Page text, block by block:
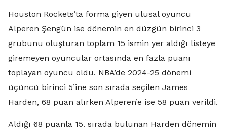
Houston Rockets’ta forma giyen ulusal oyuncu
Alperen Şengün ise dönemin en düzgün birinci 3
grubunu oluşturan toplam 15 ismin yer aldığı listeye
giremeyen oyuncular ortasında en fazla puanı
toplayan oyuncu oldu. NBA’de 2024-25 dönemi
üçüncü birinci 5’ine son sırada seçilen James
Harden, 68 puan alırken Alperen’e ise 58 puan verildi.
Aldığı 68 puanla 15. sırada bulunan Harden dönemin